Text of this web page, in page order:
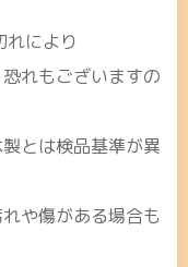
れにより
れもございますの
とは検品基準が異
や傷がある場合も